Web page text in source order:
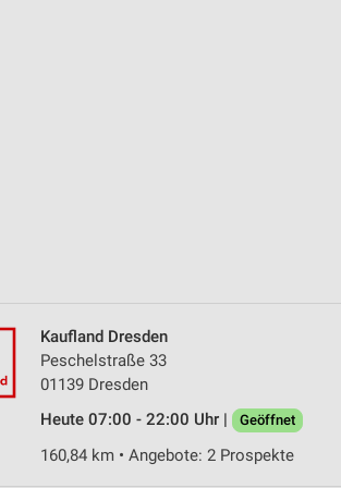
Kaufland Dresden
Peschelstraße 33
01139 Dresden
Heute 07:00 - 22:00 Uhr |
Geöffnet
160,84 km • Angebote: 2 Prospekte